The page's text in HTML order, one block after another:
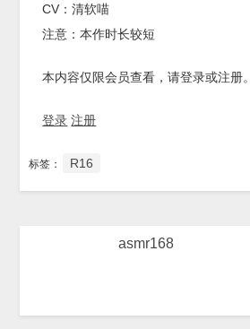
CV：清软喵
注意：本作时长较短
本内容仅限会员查看，请登录或注册。
登录 注册
标签： R16
asmr168